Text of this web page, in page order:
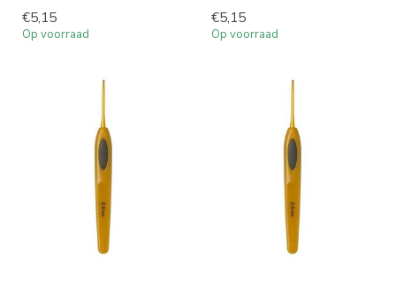
€5,15
Op voorraad
€5,15
Op voorraad